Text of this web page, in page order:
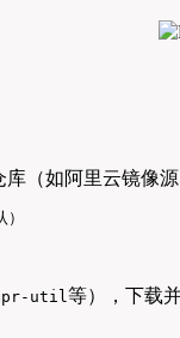
（如阿里云镜像源
util等），下载